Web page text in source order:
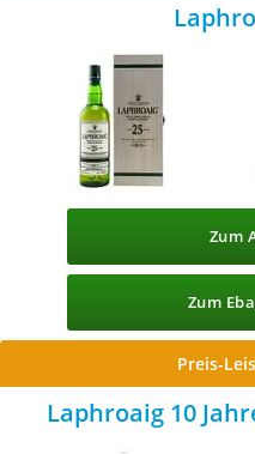
Zum
Zum
Preis-
Laphroaig 10